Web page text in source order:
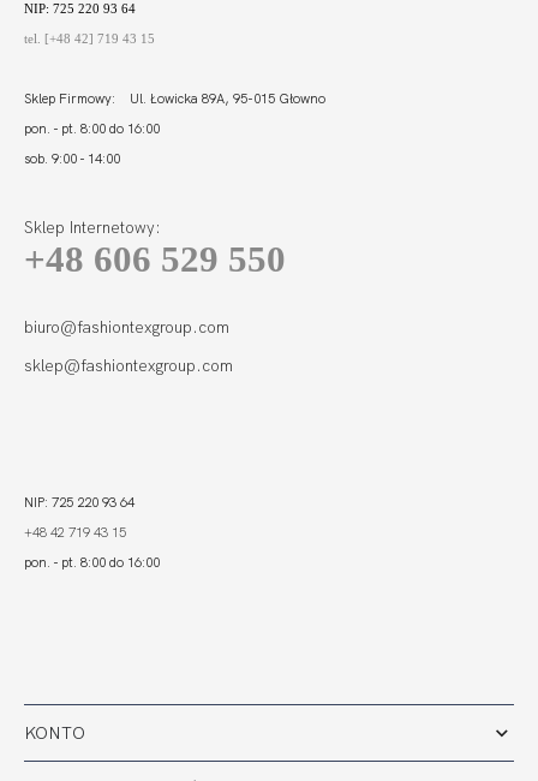
KONTO
NIP: 725 220 93 64
tel. [+48 42] 719 43 15
Sklep Firmowy: Ul. Łowicka 89A, 95-015 Głowno
pon. - pt. 8:00 do 16:00
sob. 9:00 - 14:00
Sklep Internetowy:
+48 606 529 550
biuro@fashiontexgroup.com
sklep@fashiontexgroup.com
NIP: 725 220 93 64
+48 42 719 43 15
pon. - pt. 8:00 do 16:00